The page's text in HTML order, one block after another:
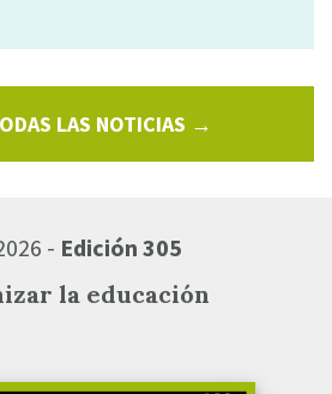
LAS NOTICIAS →
- Edición 305
la educación